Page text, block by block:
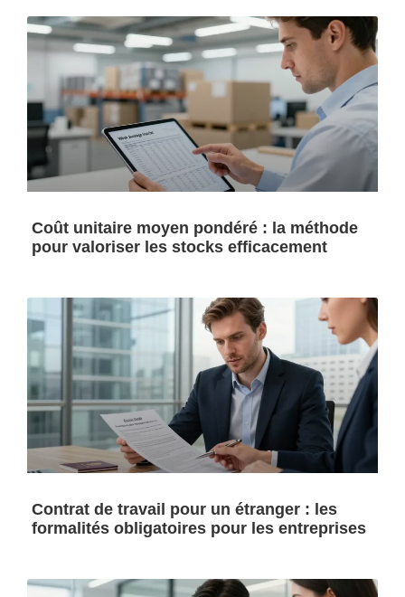
Coût unitaire moyen pondéré : la méthode
pour valoriser les stocks efficacement
Contrat de travail pour un étranger : les
formalités obligatoires pour les entreprises